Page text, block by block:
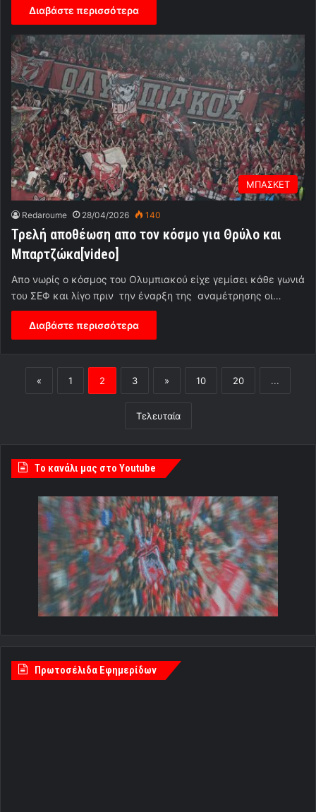
Διαβάστε περισσότερα
ΜΠΑΣΚΕΤ
Redaroume 28/04/2026 140
Τρελή αποθέωση απο τον κόσμο για Θρύλο και
Μπαρτζώκα[video]
Απο νωρίς ο κόσμος του Ολυμπιακού είχε γεμίσει κάθε γωνιά
του ΣΕΦ και λίγο πριν την έναρξη της αναμέτρησης οι…
Διαβάστε περισσότερα
« 1 2 3 » 10 20 ...
Τελευταία
Tο κανάλι μας στο Youtube
Πρωτοσέλιδα Εφημερίδων